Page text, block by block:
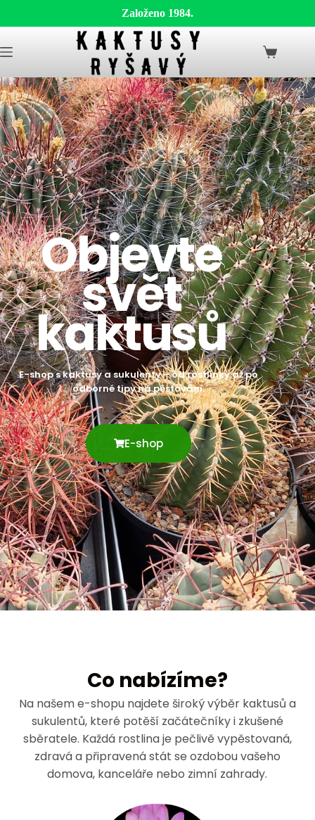
Založeno 1984.
Objevte
svět
kaktusů
E-shop s kaktusy a sukulenty – od rostlinky až po
odborné tipy na pěstování.
E-shop
Co nabízíme?
Na našem e-shopu najdete široký výběr kaktusů a
sukulentů, které potěší začátečníky i zkušené
sběratele. Každá rostlina je pečlivě vypěstovaná,
zdravá a připravená stát se ozdobou vašeho
domova, kanceláře nebo zimní zahrady.